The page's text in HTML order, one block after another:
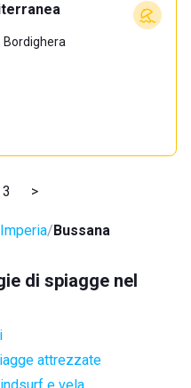
Bordighera
3 >
Bussana
di spiagge nel
attrezzate